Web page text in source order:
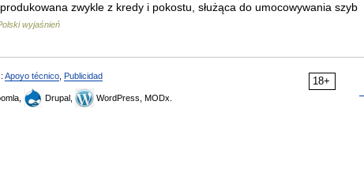
zwykle z kredy i pokostu, służąca do umocowywania szyb
wyjaśnień
18+
Apoyo técnico Publicidad
Drupal, WordPress, MODx.